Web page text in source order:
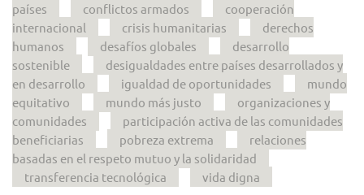
países
conflictos armados
cooperación
internacional
crisis humanitarias
derechos
humanos
desafíos globales
desarrollo
sostenible
desigualdades entre países desarrollados y
en desarrollo
igualdad de oportunidades
mundo
equitativo
mundo más justo
organizaciones y
comunidades
participación activa de las comunidades
beneficiarias
pobreza extrema
relaciones
basadas en el respeto mutuo y la solidaridad
transferencia tecnológica
vida digna